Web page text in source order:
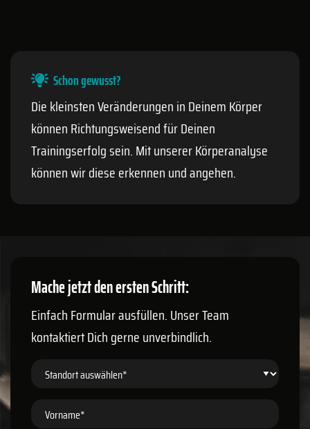
Schon gewusst?
Die kleinsten Veränderungen in Deinem Körper
können Richtungsweisend für Deinen
Trainingserfolg sein. Mit unserer Körperanalyse
können wir diese erkennen und angehen.
Mache jetzt den ersten Schritt:
Einfach Formular ausfüllen. Unser Team
kontaktiert Dich gerne unverbindlich.
Standort auswählen*
Vorname*